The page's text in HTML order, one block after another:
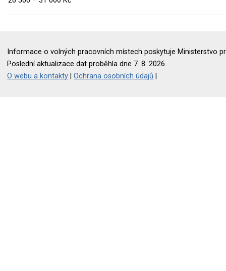
Informace o volných pracovních místech poskytuje Ministerstvo
Poslední aktualizace dat proběhla dne 7. 8. 2026.
O webu a kontakty |Ochrana osobních údajů